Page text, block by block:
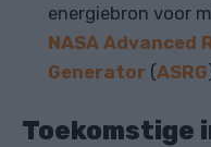
energiebron voor
NASA
Generator (ASRG
Toekomstige